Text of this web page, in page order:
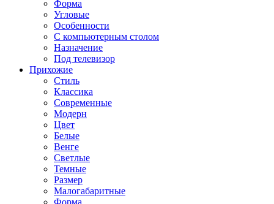
Форма
Угловые
Особенности
С компьютерным столом
Назначение
Под телевизор
Прихожие
Стиль
Классика
Современные
Модерн
Цвет
Белые
Венге
Светлые
Темные
Размер
Малогабаритные
Форма